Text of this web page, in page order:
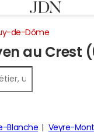
de-Dôme
au Crest
Blanche Veyre-